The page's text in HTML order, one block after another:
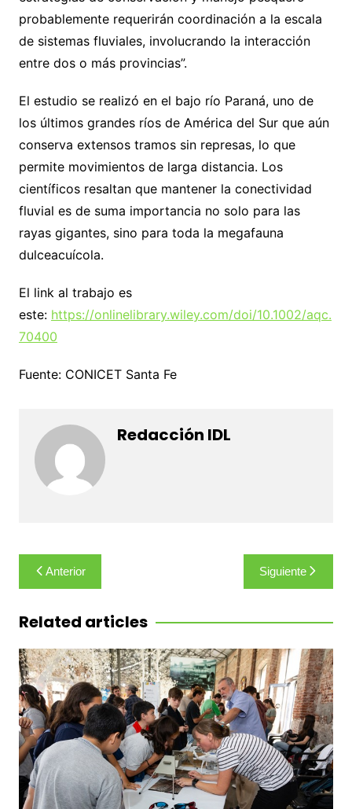
probablemente requerirán coordinación a la escala
de sistemas fluviales, involucrando la interacción
entre dos o más provincias”.
El estudio se realizó en el bajo río Paraná, uno de
los últimos grandes ríos de América del Sur que aún
conserva extensos tramos sin represas, lo que
permite movimientos de larga distancia. Los
científicos resaltan que mantener la conectividad
fluvial es de suma importancia no solo para las
rayas gigantes, sino para toda la megafauna
dulceacuícola.
El link al trabajo es
este: https://onlinelibrary.wiley.com/doi/10.1002/aqc.
70400
Fuente: CONICET Santa Fe
Redacción IDL
Navegación
de
entradas
Anterior Siguiente
Related articles